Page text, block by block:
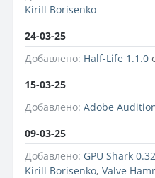
Kirill Borisenko
24-03-25
Добавлено: Half-Life 1.1.0
15-03-25
Добавлено: Adobe
09-03-25
Добавлено: GPU Shark
Kirill Borisenko, Valve